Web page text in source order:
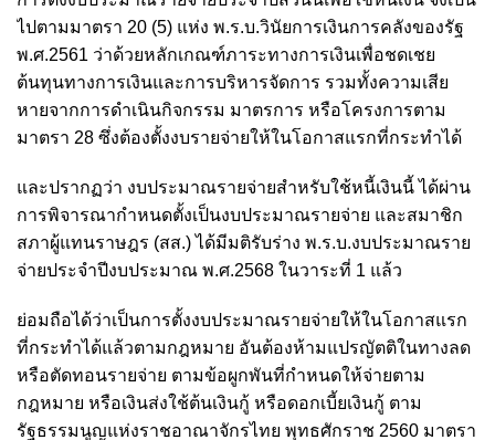
ไปตามมาตรา 20 (5) แห่ง พ.ร.บ.วินัยการเงินการคลังของรัฐ
พ.ศ.2561 ว่าด้วยหลักเกณฑ์ภาระทางการเงินเพื่อชดเชย
ต้นทุนทางการเงินและการบริหารจัดการ รวมทั้งความเสีย
หายจากการดำเนินกิจกรรม มาตรการ หรือโครงการตาม
มาตรา 28 ซึ่งต้องตั้งงบรายจ่ายให้ในโอกาสแรกที่กระทำได้
และปรากฏว่า งบประมาณรายจ่ายสำหรับใช้หนี้เงินนี้ ได้ผ่าน
การพิจารณากำหนดตั้งเป็นงบประมาณรายจ่าย และสมาชิก
สภาผู้แทนราษฎร (สส.) ได้มีมติรับร่าง พ.ร.บ.งบประมาณราย
จ่ายประจำปีงบประมาณ พ.ศ.2568 ในวาระที่ 1 แล้ว
ย่อมถือได้ว่าเป็นการตั้งงบประมาณรายจ่ายให้ในโอกาสแรก
ที่กระทำได้แล้วตามกฎหมาย อันต้องห้ามแปรญัตติในทางลด
หรือตัดทอนรายจ่าย ตามข้อผูกพันที่กำหนดให้จ่ายตาม
กฎหมาย หรือเงินส่งใช้ต้นเงินกู้ หรือดอกเบี้ยเงินกู้ ตาม
รัฐธรรมนูญแห่งราชอาณาจักรไทย พุทธศักราช 2560 มาตรา